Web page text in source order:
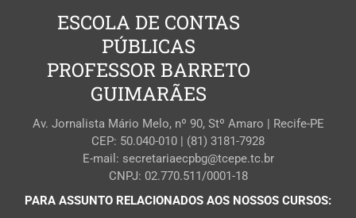
ESCOLA DE CONTAS
PÚBLICAS
PROFESSOR BARRETO
GUIMARÃES
Av. Jornalista Mário Melo, nº 90, Stº Amaro | Recife-PE
CEP: 50.040-010 | (81) 3181-7928
E-mail: secretariaecpbg@tcepe.tc.br
CNPJ: 02.770.511/0001-18
PARA ASSUNTO RELACIONADOS AOS NOSSOS CURSOS: